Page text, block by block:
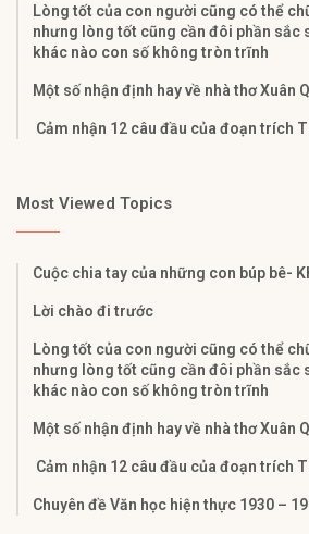
Lòng tốt của con người cũng có thể
nhưng lòng tốt cũng cần đôi phần sắc
khác nào con số không tròn trĩnh
Một số nhận định hay về nhà thơ Xuân
Cảm nhận 12 câu đầu của đoạn trích
Most Viewed Topics
Cuộc chia tay của những con búp bê-
Lời chào đi trước
Lòng tốt của con người cũng có thể
nhưng lòng tốt cũng cần đôi phần sắc
khác nào con số không tròn trĩnh
Một số nhận định hay về nhà thơ Xuân
Cảm nhận 12 câu đầu của đoạn trích
Chuyên đề Văn học hiện thực 1930 –